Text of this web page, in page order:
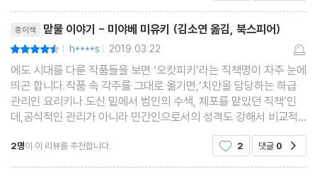
종이책 맏물 이야기 - 미야베 미유키 (김소연 옮김, 북스피어)
| h****s | 2019.03.22
에도 시대를 다룬 작품들을 보면 ‘오캇피키’라는 직책명이 자주 눈에
띄곤 합니다.작품 속 각주를 그대로 옮기면,‘치안을 담당하는 하급
관리인 요리키나 도신 밑에서 범인의 수색, 체포를 맡았던 직책’인
데,공식적인 관리가 아니라 민간인으로서의 성격도 강해서 비교적
운신의 폭이 자유롭고,특히 관할 주민들과 좀더 밀착 가능한 캐릭터
라 시대물 미스터리에 단골손님이 된 듯 합
2명이 이 리뷰를 추천합니다. 2 댓글 0